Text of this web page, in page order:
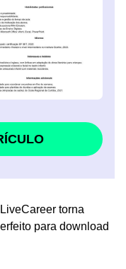
torna
para download